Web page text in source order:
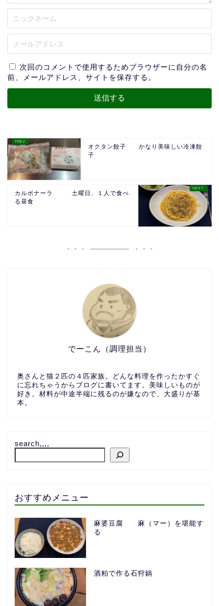
次回のコメントで使用するためブラウザーに自分の名
前、メールアドレス、サイトを保存する。
オクタン餃子 かなり美味しい冷凍餃
子
カルボナーラ 土曜日、１人で食べ
る昼食
でーこん（調理担当）
奥さんと猫２匹の４匹家族。どんな料理を作ったかすぐ
に忘れちゃうからブログに書いてます。美味しいものが
好き。材料が中途半端に残るのが嫌なので、大盛りが基
本。
search,,,,
おすすめメニュー
麻婆豆腐 麻（マー）を堪能す
る
酒粕で作る石狩鍋